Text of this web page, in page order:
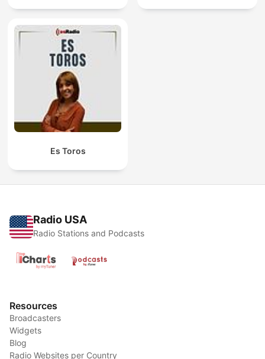
Es Toros
Radio USA
Radio Stations and Podcasts
Resources
Broadcasters
Widgets
Blog
Radio Websites per Country